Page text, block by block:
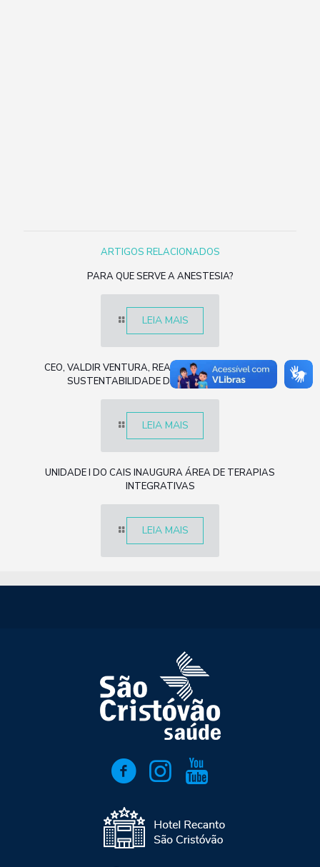
ARTIGOS RELACIONADOS
PARA QUE SERVE A ANESTESIA?
LEIA MAIS
CEO, VALDIR VENTURA, REALIZA PALESTRA SOBRE
SUSTENTABILIDADE DA ÁREA DE SAÚDE
LEIA MAIS
UNIDADE I DO CAIS INAUGURA ÁREA DE TERAPIAS
INTEGRATIVAS
LEIA MAIS